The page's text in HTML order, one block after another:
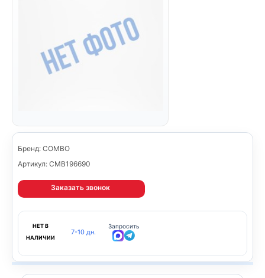
Бренд: COMBO
Артикул: CMB196690
Заказать звонок
НЕТ В
НАЛИЧИИ
7-10 дн.
Запросить